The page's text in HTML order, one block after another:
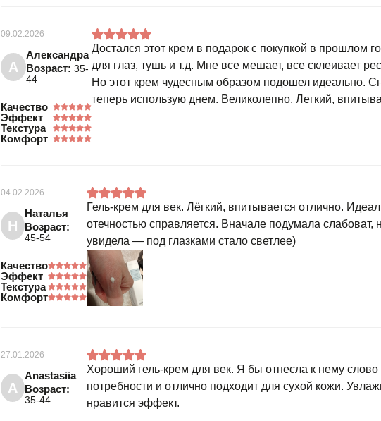
09.02.2026
А
Александра
Возраст: 35-
44
Качество
Эффект
Текстура
Комфорт
Достался этот крем в подарок с покупкой в прошлом
для глаз, тушь и т.д. Мне все мешает, все склеивает
Но этот крем чудесным образом подошел идеально.
теперь использую днем. Великолепно. Легкий,
04.02.2026
Н
Наталья
Возраст:
45-54
Качество
Эффект
Текстура
Комфорт
Гель-крем для век. Лёгкий, впитывается отлично.
отечностью справляется. Вначале подумала слабоват,
увидела — под глазками стало светлее)
27.01.2026
A
Anastasiia
Возраст:
35-44
Хороший гель-крем для век. Я бы отнесла к нему
потребности и отлично подходит для сухой кожи.
нравится эффект.